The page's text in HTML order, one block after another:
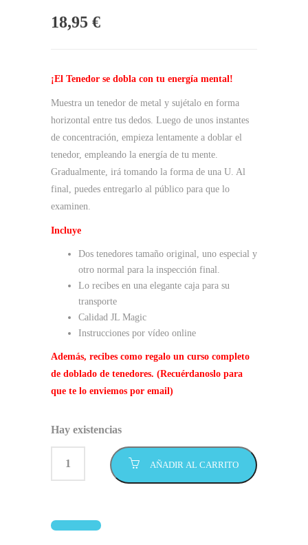
18,95 €
¡El Tenedor se dobla con tu energía mental!
Muestra un tenedor de metal y sujétalo en forma
horizontal entre tus dedos. Luego de unos instantes
de concentración, empieza lentamente a doblar el
tenedor, empleando la energía de tu mente.
Gradualmente, irá tomando la forma de una U. Al
final, puedes entregarlo al público para que lo
examinen.
Incluye
Dos tenedores tamaño original, uno especial y
otro normal para la inspección final.
Lo recibes en una elegante caja para su
transporte
Calidad JL Magic
Instrucciones por vídeo online
Además, recibes como regalo un curso completo
de doblado de tenedores. (Recuérdanoslo para
que te lo enviemos por email)
Hay existencias
AÑADIR AL CARRITO